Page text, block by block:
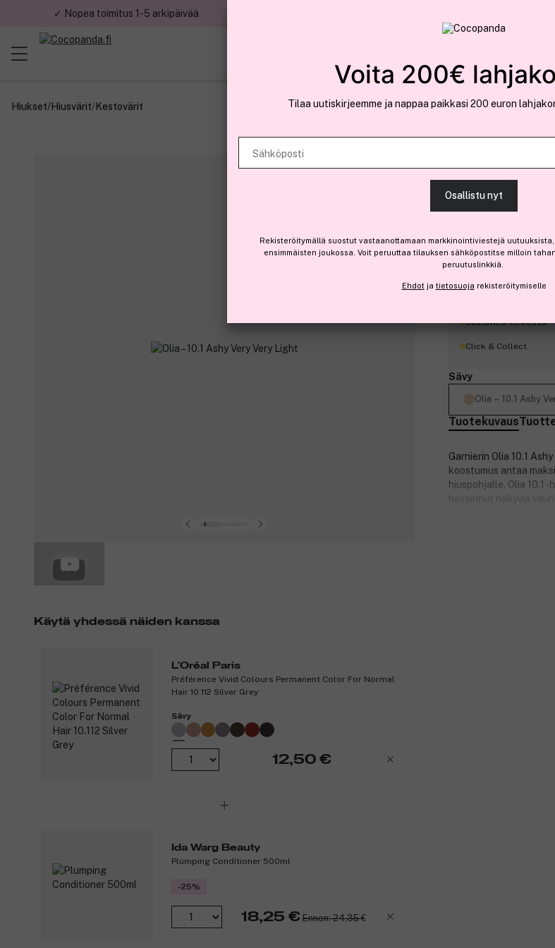
✓ Nopea toimitus 1-5 arkipäivää
Hiukset/Hiusvärit/Kestovärit
Garnier
Olia – 10.1
13,00 €
Saatavilla verkossa
Click & Collect
Sävy
Olia – 10.1 Ashy
Tuotekuvaus
Garnierin Olia 10.1
koostumus antaa
hiuspohjalle. Olia 10.1
havainnut näkyviä
Intensiivinen
Käytä yhdessä näiden kanssa
L'Oréal Paris
Préférence Vivid Colours Permanent Color For Normal
Hair 10.112 Silver Grey
Sävy
12,50 €
Ida Warg Beauty
Plumping Conditioner 500ml
-25%
18,25 € Ennen: 24,35 €
Voita 200€
Tilaa uutiskirjeemme ja nappaa paikkasi 200 euron
Sähköposti
Osallistu nyt
Rekisteröitymällä suostut vastaanottamaan markkinointiviestejä
ensimmäisten joukossa. Voit peruuttaa tilauksen sähköpostitse milloin
peruutuslinkkiä.
Ehdotja tietosuoja rekisteröitymiselle